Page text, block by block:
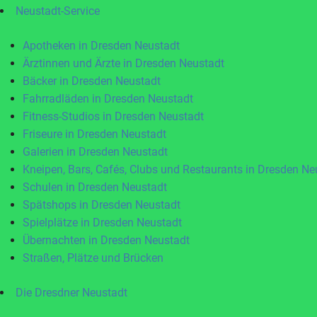
Neustadt-Service
Apotheken in Dresden Neustadt
Ärztinnen und Ärzte in Dresden Neustadt
Bäcker in Dresden Neustadt
Fahrradläden in Dresden Neustadt
Fitness-Studios in Dresden Neustadt
Friseure in Dresden Neustadt
Galerien in Dresden Neustadt
Kneipen, Bars, Cafés, Clubs und Restaurants in Dresden
Schulen in Dresden Neustadt
Spätshops in Dresden Neustadt
Spielplätze in Dresden Neustadt
Übernachten in Dresden Neustadt
Straßen, Plätze und Brücken
Die Dresdner Neustadt